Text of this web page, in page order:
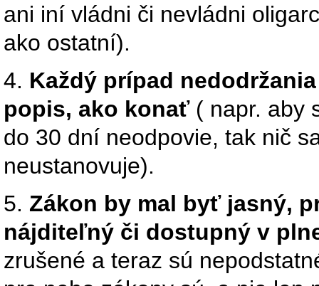
ani iní vládni či nevládni
ako ostatní).
4. Každý prípad
popis, ako konať( napr. aby
do 30 dní neodpovie, tak nič
neustanovuje).
5. Zákon by mal byť jasný,
nájditeľný či dostupný v
zrušené a teraz sú